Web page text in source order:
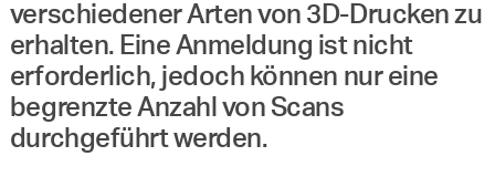
verschiedener Arten von 3D-Drucken zu
erhalten. Eine Anmeldung ist nicht
erforderlich, jedoch können nur eine
begrenzte Anzahl von Scans
durchgeführt werden.